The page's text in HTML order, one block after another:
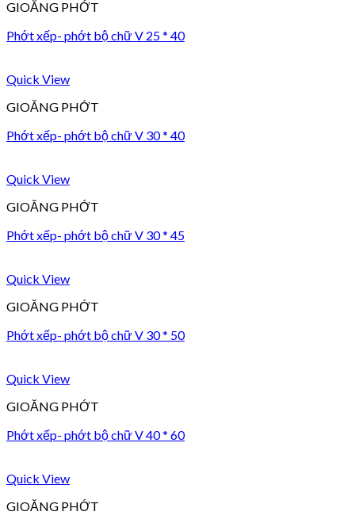
GIOĂNG PHỚT
Phớt xếp- phớt bộ chữ V 25 * 40
Quick View
GIOĂNG PHỚT
Phớt xếp- phớt bộ chữ V 30 * 40
Quick View
GIOĂNG PHỚT
Phớt xếp- phớt bộ chữ V 30 * 45
Quick View
GIOĂNG PHỚT
Phớt xếp- phớt bộ chữ V 30 * 50
Quick View
GIOĂNG PHỚT
Phớt xếp- phớt bộ chữ V 40 * 60
Quick View
GIOĂNG PHỚT